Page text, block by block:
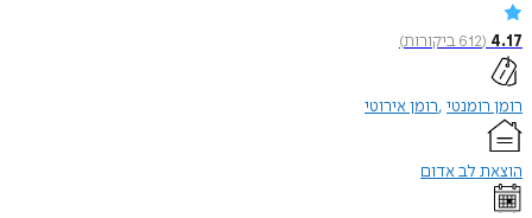
4.17
(
612ביקורות)
רומן רומנטי רומן אירוטי
הוצאת לב אדום